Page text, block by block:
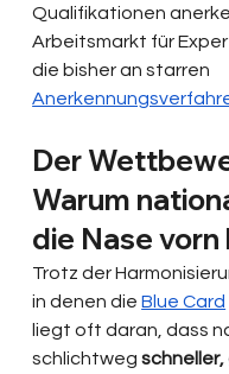
Qualifikationen
Arbeitsmarkt für
die bisher an starren
Der
Warum
die Nase vorn
Trotz der
in denen die Blue Card
liegt oft daran, dass
schlichtweg